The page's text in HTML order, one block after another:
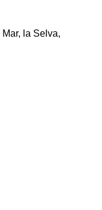
la Selva,